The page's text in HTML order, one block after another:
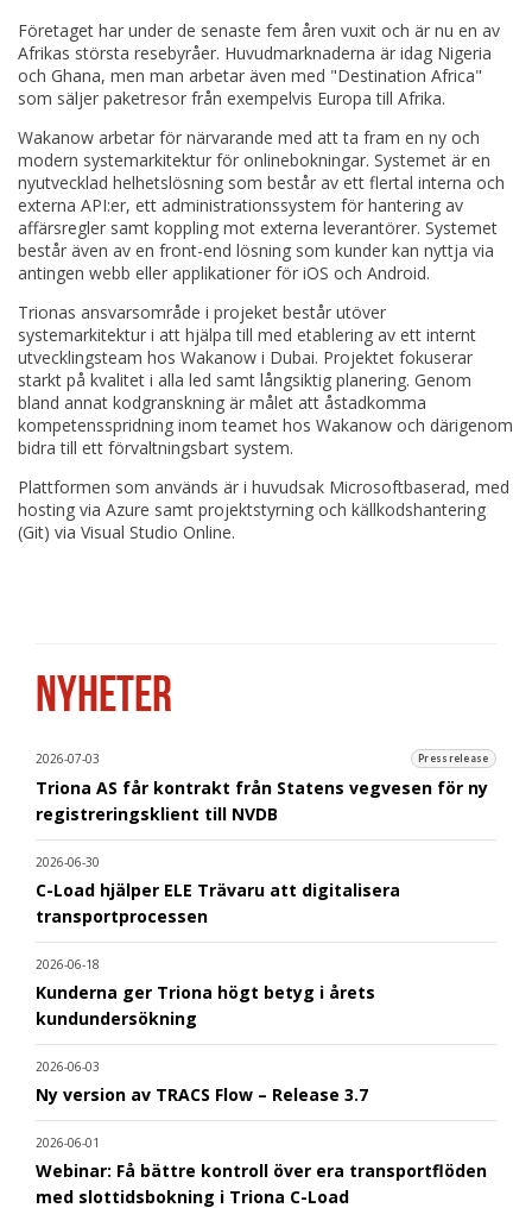
Företaget har under de senaste fem åren vuxit och är nu en av
Afrikas största resebyråer. Huvudmarknaderna är idag Nigeria
och Ghana, men man arbetar även med "Destination Africa"
som säljer paketresor från exempelvis Europa till Afrika.
Wakanow arbetar för närvarande med att ta fram en ny och
modern systemarkitektur för onlinebokningar. Systemet är en
nyutvecklad helhetslösning som består av ett flertal interna och
externa API:er, ett administrationssystem för hantering av
affärsregler samt koppling mot externa leverantörer. Systemet
består även av en front-end lösning som kunder kan nyttja via
antingen webb eller applikationer för iOS och Android.
Trionas ansvarsområde i projeket består utöver
systemarkitektur i att hjälpa till med etablering av ett internt
utvecklingsteam hos Wakanow i Dubai. Projektet fokuserar
starkt på kvalitet i alla led samt långsiktig planering. Genom
bland annat kodgranskning är målet att åstadkomma
kompetensspridning inom teamet hos Wakanow och därigenom
bidra till ett förvaltningsbart system.
Plattformen som används är i huvudsak Microsoftbaserad, med
hosting via Azure samt projektstyrning och källkodshantering
(Git) via Visual Studio Online.
NYHETER
2026-07-03 Pressrelease
Triona AS får kontrakt från Statens vegvesen för ny
registreringsklient till NVDB
2026-06-30
C-Load hjälper ELE Trävaru att digitalisera
transportprocessen
2026-06-18
Kunderna ger Triona högt betyg i årets
kundundersökning
2026-06-03
Ny version av TRACS Flow – Release 3.7
2026-06-01
Webinar: Få bättre kontroll över era transportflöden
med slottidsbokning i Triona C-Load